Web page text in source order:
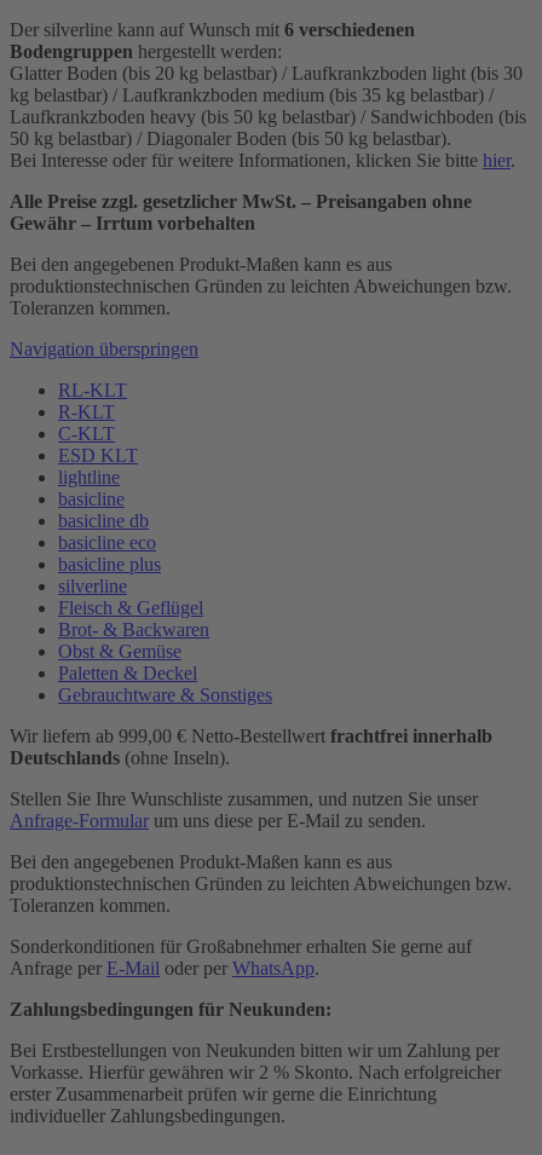
Der silverline kann auf Wunsch mit 6 verschiedenen
Bodengruppen hergestellt werden:
Glatter Boden (bis 20 kg belastbar) / Laufkrankzboden light (bis 30
kg belastbar) / Laufkrankzboden medium (bis 35 kg belastbar) /
Laufkrankzboden heavy (bis 50 kg belastbar) / Sandwichboden (bis
50 kg belastbar) / Diagonaler Boden (bis 50 kg belastbar).
Bei Interesse oder für weitere Informationen, klicken Sie bitte hier.
Alle Preise zzgl. gesetzlicher MwSt. – Preisangaben ohne
Gewähr – Irrtum vorbehalten
Bei den angegebenen Produkt-Maßen kann es aus
produktionstechnischen Gründen zu leichten Abweichungen bzw.
Toleranzen kommen.
Navigation überspringen
RL-KLT
R-KLT
C-KLT
ESD KLT
lightline
basicline
basicline db
basicline eco
basicline plus
silverline
Fleisch & Geflügel
Brot- & Backwaren
Obst & Gemüse
Paletten & Deckel
Gebrauchtware & Sonstiges
Wir liefern ab 999,00 € Netto-Bestellwert frachtfrei innerhalb
Deutschlands (ohne Inseln).
Stellen Sie Ihre Wunschliste zusammen, und nutzen Sie unser
Anfrage-Formular um uns diese per E-Mail zu senden.
Bei den angegebenen Produkt-Maßen kann es aus
produktionstechnischen Gründen zu leichten Abweichungen bzw.
Toleranzen kommen.
Sonderkonditionen für Großabnehmer erhalten Sie gerne auf
Anfrage per E-Mail oder per WhatsApp.
Zahlungsbedingungen für Neukunden:
Bei Erstbestellungen von Neukunden bitten wir um Zahlung per
Vorkasse. Hierfür gewähren wir 2 % Skonto. Nach erfolgreicher
erster Zusammenarbeit prüfen wir gerne die Einrichtung
individueller Zahlungsbedingungen.